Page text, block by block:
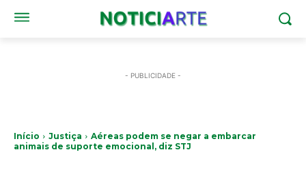
- PUBLICIDADE -
Início Justiça
Aéreas podem se negar a embarcar
animais de suporte emocional, diz STJ